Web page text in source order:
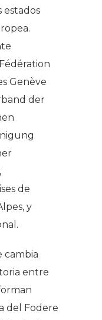
estados
Genève
der
de
y
cambia
entre
del Fodere